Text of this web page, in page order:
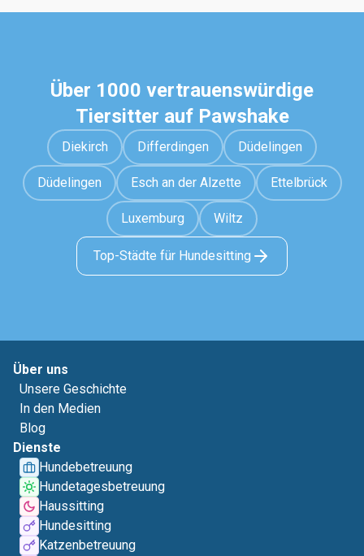
Über 1000 vertrauenswürdige
Tiersitter auf Pawshake
Diekirch Differdingen Düdelingen
Düdelingen Esch an der Alzette Ettelbrück
Luxemburg Wiltz
Top-Städte für Hundesitting
Über uns
Unsere Geschichte
In den Medien
Blog
Dienste
Hundebetreuung
Hundetagesbetreuung
Haussitting
Hundesitting
Katzenbetreuung